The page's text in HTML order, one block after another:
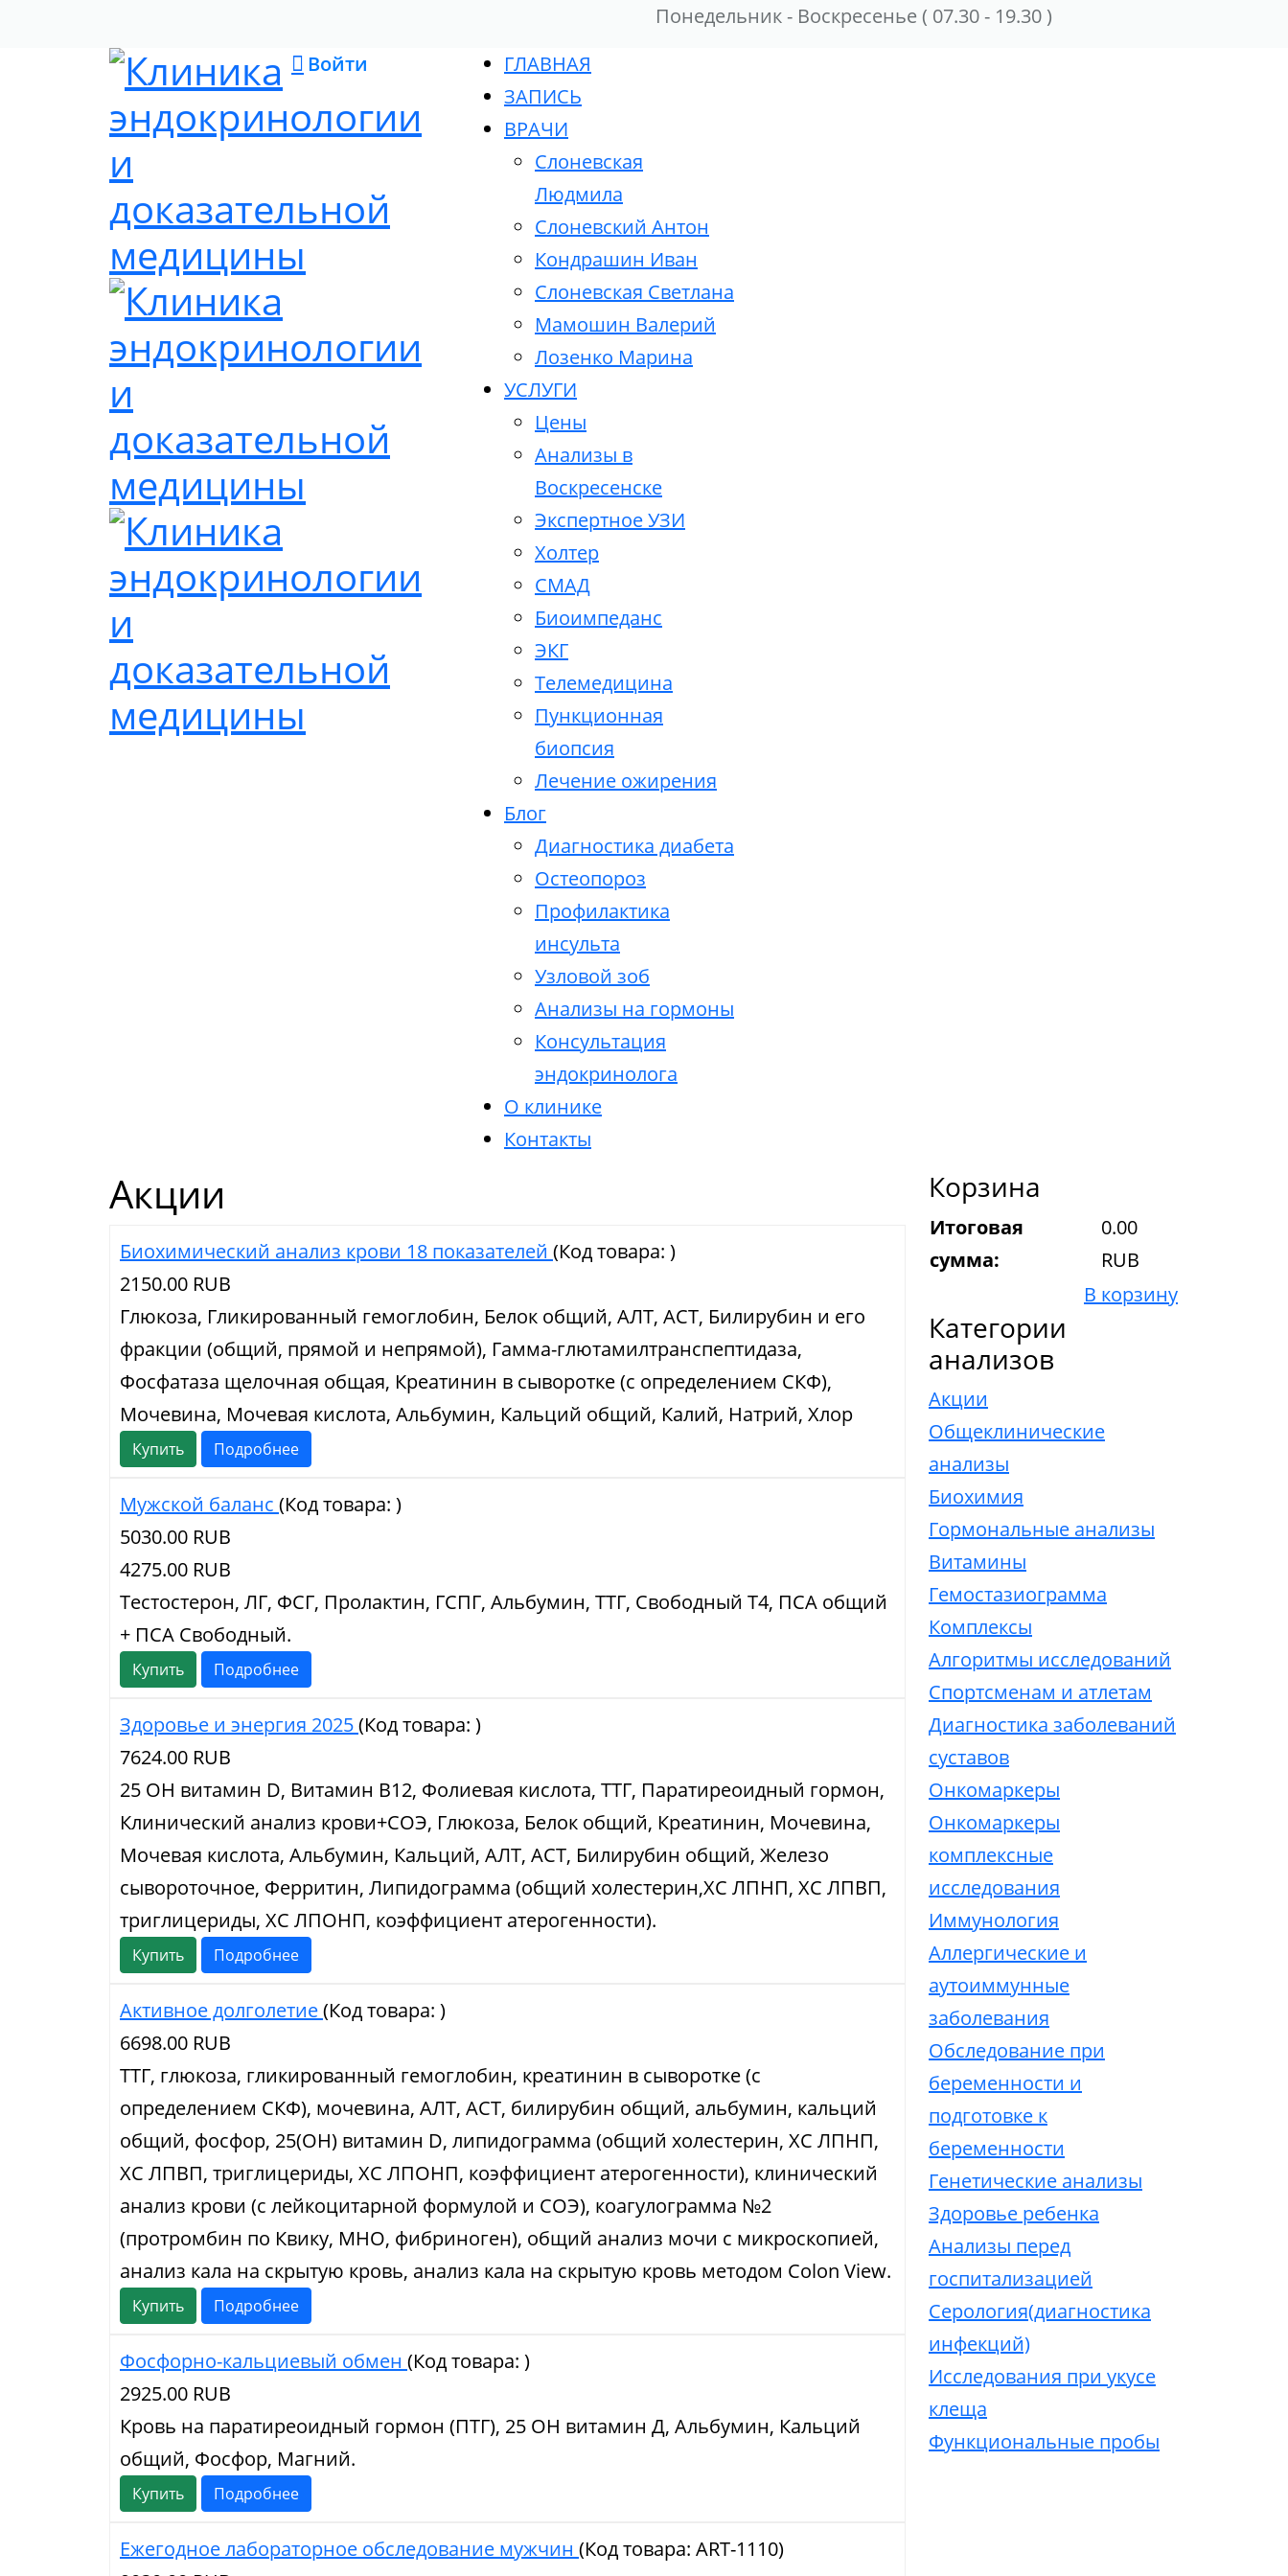
Понедельник - Воскресенье( 07.30 - 19.30 )
Войти
ГЛАВНАЯ
ЗАПИСЬ
ВРАЧИ
Слоневская
Людмила
Слоневский Антон
Кондрашин Иван
Слоневская Светлана
Мамошин Валерий
Лозенко Марина
УСЛУГИ
Цены
Анализы в
Воскресенске
Экспертное УЗИ
Холтер
СМАД
Биоимпеданс
ЭКГ
Телемедицина
Пункционная
биопсия
Лечение ожирения
Блог
Диагностика диабета
Остеопороз
Профилактика
инсульта
Узловой зоб
Анализы на гормоны
Консультация
эндокринолога
О клинике
Контакты
Акции
Биохимический анализ крови 18 показателей (Код товара: )
2150.00 RUB
Глюкоза, Гликированный гемоглобин, Белок общий, АЛТ, АСТ, Билирубин и его
фракции (общий, прямой и непрямой), Гамма-глютамилтранспептидаза,
Фосфатаза щелочная общая, Креатинин в сыворотке (с определением СКФ),
Мочевина, Мочевая кислота, Альбумин, Кальций общий, Калий, Натрий, Хлор
Купить Подробнее
Мужской баланс (Код товара: )
5030.00 RUB
4275.00 RUB
Тестостерон, ЛГ, ФСГ, Пролактин, ГСПГ, Альбумин, ТТГ, Свободный Т4, ПСА общий
+ ПСА Свободный.
Купить Подробнее
Здоровье и энергия 2025(Код товара: )
7624.00 RUB
25 ОН витамин D, Витамин В12, Фолиевая кислота, ТТГ, Паратиреоидный гормон,
Клинический анализ крови+СОЭ, Глюкоза, Белок общий, Креатинин, Мочевина,
Мочевая кислота, Альбумин, Кальций, АЛТ, АСТ, Билирубин общий, Железо
сывороточное, Ферритин, Липидограмма (общий холестерин,ХС ЛПНП, ХС ЛПВП,
триглицериды, ХС ЛПОНП, коэффициент атерогенности).
Купить Подробнее
Активное долголетие(Код товара: )
6698.00 RUB
ТТГ, глюкоза, гликированный гемоглобин, креатинин в сыворотке (с
определением СКФ), мочевина, АЛТ, АСТ, билирубин общий, альбумин, кальций
общий, фосфор, 25(ОН) витамин D, липидограмма (общий холестерин, ХС ЛПНП,
ХС ЛПВП, триглицериды, ХС ЛПОНП, коэффициент атерогенности), клинический
анализ крови (с лейкоцитарной формулой и СОЭ), коагулограмма №2
(протромбин по Квику, МНО, фибриноген), общий анализ мочи с микроскопией,
анализ кала на скрытую кровь, анализ кала на скрытую кровь методом Colon View.
Купить Подробнее
Фосфорно-кальциевый обмен (Код товара: )
2925.00 RUB
Кровь на паратиреоидный гормон (ПТГ), 25 ОН витамин Д, Альбумин, Кальций
общий, Фосфор, Магний.
Купить Подробнее
Ежегодное лабораторное обследование мужчин (Код товара: ART-1110)
Корзина
Итоговая
сумма:
0.00
RUB
В корзину
Категории
анализов
Акции
Общеклинические
анализы
Биохимия
Гормональные анализы
Витамины
Гемостазиограмма
Комплексы
Алгоритмы исследований
Спортсменам и атлетам
Диагностика заболеваний
суставов
Онкомаркеры
Онкомаркеры
комплексные
исследования
Иммунология
Аллергические и
аутоиммунные
заболевания
Обследование при
беременности и
подготовке к
беременности
Генетические анализы
Здоровье ребенка
Анализы перед
госпитализацией
Серология(диагностика
инфекций)
Исследования при укусе
клеща
Функциональные пробы